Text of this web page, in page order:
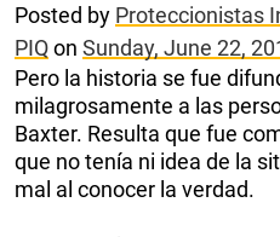
Posted by Proteccionistas
PIQon Sunday, June 22,
Pero la historia se fue
milagrosamente a las
Baxter. Resulta que fue
que no tenía ni idea de la
mal al conocer la verdad.